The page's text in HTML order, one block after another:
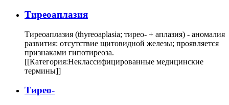
Тиреоаплазия
Тиреоаплазия (thyreoaplasia; тирео- + аплазия) - аномалия
развития: отсутствие щитовидной железы; проявляется
признаками гипотиреоза.
[[Категория:Неклассифицированные медицинские
термины]]
Тирео-